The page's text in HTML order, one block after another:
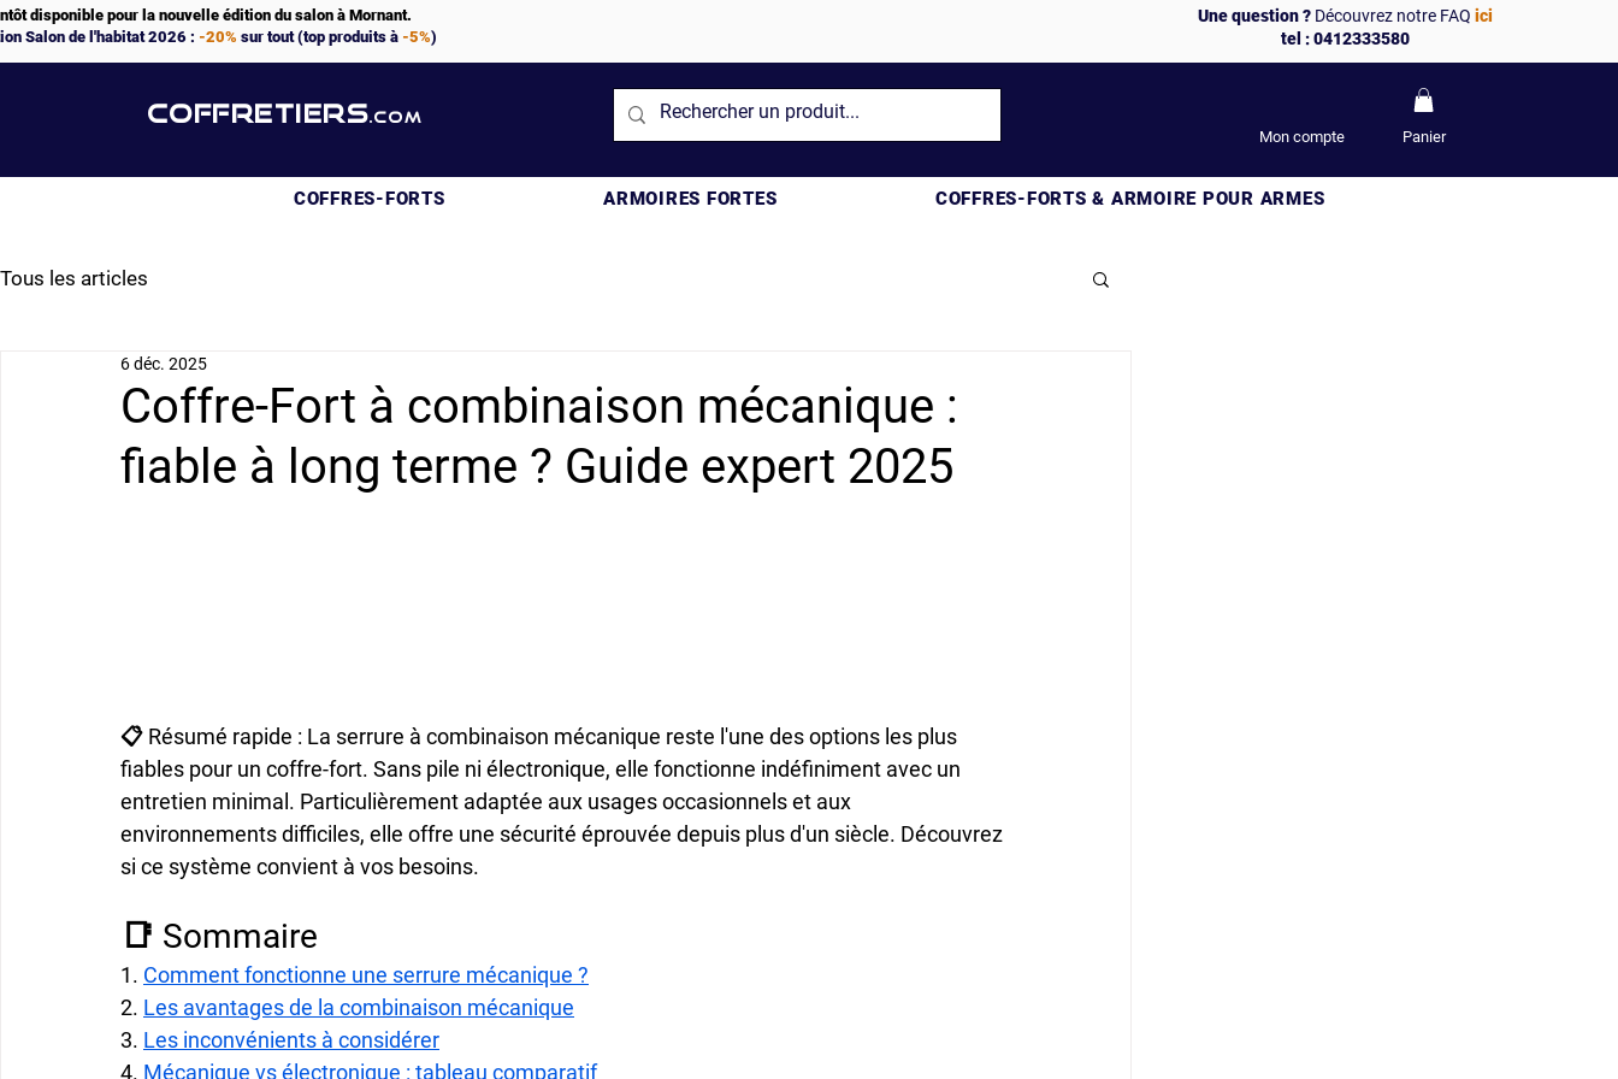
disponible pour la nouvelle édition du salon à Mornant.
Salon de l'habitat 2026 : -20% sur tout (top produits à -5%)
Une question ? Découvrez notre FAQici
tel : 0412333580
COFFRETIERS.COM
Mon compte Panier
COFFRES-FORTS ARMOIRES FORTES COFFRES-FORTS & ARMOIRE POUR ARMES
Tous les articles
Coffre-Fort à combinaison mécanique :
fiable à long terme ? Guide expert 2025
6 déc. 2025
📋 Résumé rapide : La serrure à combinaison mécanique reste l'une des options les plus
fiables pour un coffre-fort. Sans pile ni électronique, elle fonctionne indéfiniment avec un
entretien minimal. Particulièrement adaptée aux usages occasionnels et aux
environnements difficiles, elle offre une sécurité éprouvée depuis plus d'un siècle. Découvrez
si ce système convient à vos besoins.
📑 Sommaire
1. Comment fonctionne une serrure mécanique ?
2. Les avantages de la combinaison mécanique
3. Les inconvénients à considérer
4. Mécanique vs électronique : tableau comparatif